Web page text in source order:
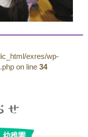
exres/wp-
on line 34
幼稚園